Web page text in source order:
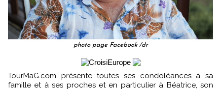
photo page Facebook /dr
TourMaG.com présente toutes ses condoléances à sa
famille et à ses proches et en particulier à Béatrice, son